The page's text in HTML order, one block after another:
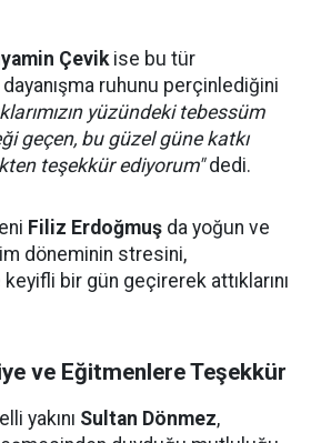
Çevikise bu tür
ruhunu perçinlediğini
yüzündeki tebessüm
geçen, bu güzel güne katkı
teşekkür ediyorum"dedi.
Filiz Erdoğmuş da yoğun ve
döneminin stresini,
bir gün geçirerek attıklarını
ve Eğitmenlere Teşekkür
yakını Sultan Dönmez,